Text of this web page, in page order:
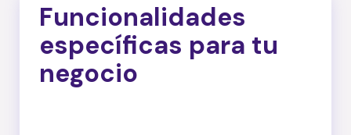
Funcionalidades
específicas para tu
negocio